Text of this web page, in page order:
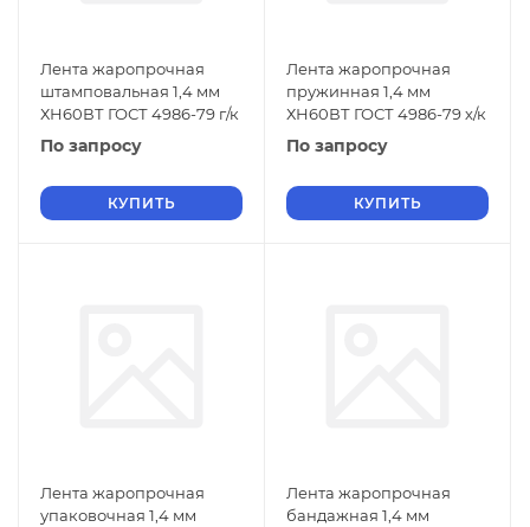
Лента жаропрочная
штамповальная 1,4 мм
ХН60ВТ ГОСТ 4986-79 г/к
По запросу
КУПИТЬ
Лента жаропрочная
пружинная 1,4 мм
ХН60ВТ ГОСТ 4986-79 х/к
По запросу
КУПИТЬ
Лента жаропрочная
упаковочная 1,4 мм
Лента жаропрочная
бандажная 1,4 мм